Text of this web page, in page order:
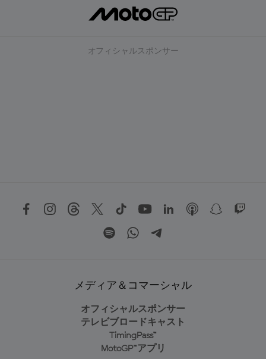
オフィシャルスポンサー
メディア＆コマーシャル
オフィシャルスポンサー
テレビブロードキャスト
TimingPass™
MotoGP™アプリ